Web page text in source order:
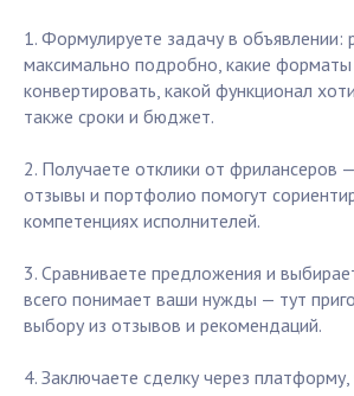
1. Формулируете задачу в объявлении:
максимально подробно, какие
конвертировать, какой функционал
также сроки и бюджет.
2. Получаете отклики от фрилансеров
отзывы и портфолио помогут
компетенциях исполнителей.
3. Сравниваете предложения и
всего понимает ваши нужды — тут
выбору из отзывов и рекомендаций.
4. Заключаете сделку через платформу,